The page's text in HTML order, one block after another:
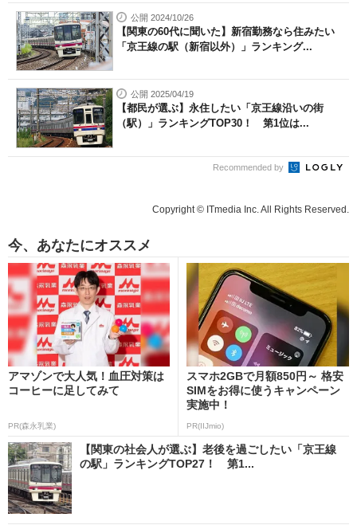
公開 2024/10/26
【関東の60代に聞いた】新宿勤務なら住みたい
「京王線の駅（新宿以外）」ランキング...
公開 2025/04/19
【都民が選ぶ】永住したい「京王線沿いの街
（駅）」ランキングTOP30！ 第1位は...
Recommended by
Copyright © ITmedia Inc. All Rights Reserved.
今、あなたにオススメ
アマゾンで大人気！血圧対策は
コーヒーに足してみて
PR(森永乳業)
スマホ2GBで月額850円～ 格安
SIMをお得に使うキャンペーン
実施中！
PR(IIJmio)
【関東の社会人が選ぶ】老後を過ごしたい「京王線
の駅」ランキングTOP27！ 第1...